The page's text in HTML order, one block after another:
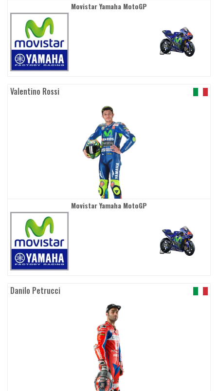
Movistar Yamaha MotoGP
Valentino Rossi
Movistar Yamaha MotoGP
Danilo Petrucci